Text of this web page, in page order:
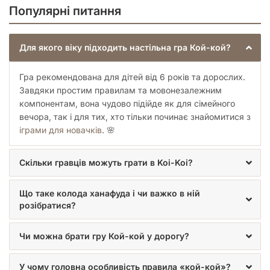
ніхто не отримує очок. Коли переможець отримує очки,
вони перетікають до нього від опонента.
Комбінації «яку»
тенхо (6 очок). На руці гравця на початку раунду 4 карти
однієї масті або 4 пари карт;
подвійне тенхо (14 очок). На руці гравця на початку раунду
8 карт двох мастей;
касу. 1 очко за 10 простих карт + 1 очко за кожну наступну
наступну карту з твариною;
танзаку. 1 очко за 5 карт зі стрічками + 1 очко за кожну
наступну карту зі стрічкою;
тсукімі (5 монет). Карти «саке» та «луна»;
ханамі (5 монет). Карти «саке» та «сакура»;
санко (5 монет). 3 яскраві карти;
Популярні питання
Для якого віку підходить настільна гра Кой-кой?
Гра рекомендована для дітей від 6 років та дорослих.
Завдяки простим правилам та мовонезалежним
компонентам, вона чудово підійде як для сімейного
вечора, так і для тих, хто тільки починає знайомитися з
іграми для новачків. 🌸
Скільки гравців можуть грати в Koi-Koi?
Що таке колода ханафуда і чи важко в ній
розібратися?
Чи можна брати гру Кой-кой у дорогу?
У чому головна особливість правила «кой-кой»?